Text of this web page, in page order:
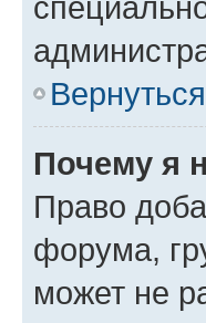
Почему я
Право
форума,
может не